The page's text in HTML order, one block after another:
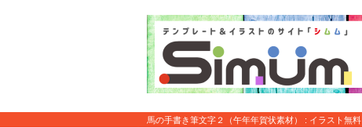
馬の手書き筆文字２（午年年賀状素材） : イラスト無料